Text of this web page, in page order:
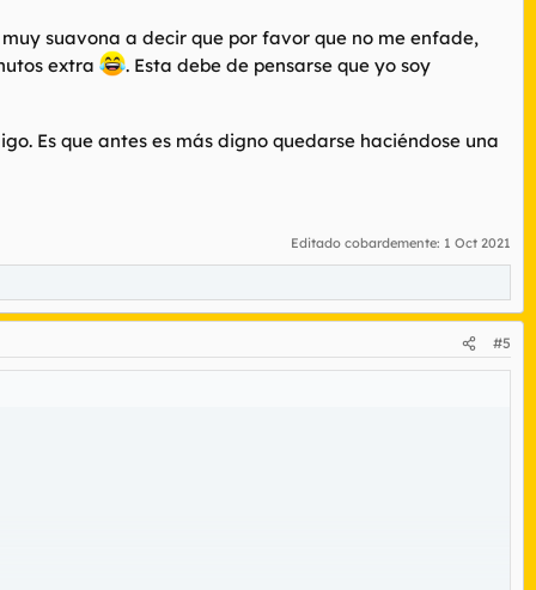
suavona a decir que por favor que no me enfade,
extra
. Esta debe de pensarse que yo soy
Es que antes es más digno quedarse haciéndose una
Editado cobardemente: 1 Oct 2021
#5